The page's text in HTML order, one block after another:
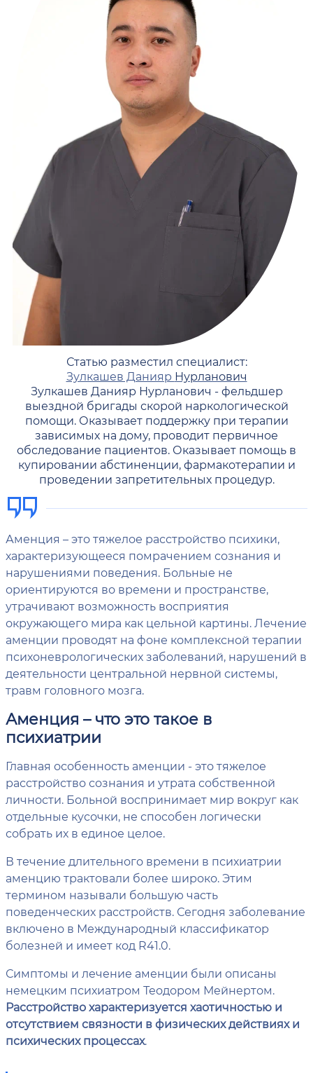
Статью разместил специалист:
Зулкашев Данияр Нурланович
Зулкашев Данияр Нурланович - фельдшер
выездной бригады скорой наркологической
помощи. Оказывает поддержку при терапии
зависимых на дому, проводит первичное
обследование пациентов. Оказывает помощь в
купировании абстиненции, фармакотерапии и
проведении запретительных процедур.
Аменция – это тяжелое расстройство психики,
характеризующееся помрачением сознания и
нарушениями поведения. Больные не
ориентируются во времени и пространстве,
утрачивают возможность восприятия
окружающего мира как цельной картины. Лечение
аменции проводят на фоне комплексной терапии
психоневрологических заболеваний, нарушений в
деятельности центральной нервной системы,
травм головного мозга.
Аменция – что это такое в
психиатрии
Главная особенность аменции - это тяжелое
расстройство сознания и утрата собственной
личности. Больной воспринимает мир вокруг как
отдельные кусочки, не способен логически
собрать их в единое целое.
В течение длительного времени в психиатрии
аменцию трактовали более широко. Этим
термином называли большую часть
поведенческих расстройств. Сегодня заболевание
включено в Международный классификатор
болезней и имеет код R41.0.
Симптомы и лечение аменции были описаны
немецким психиатром Теодором Мейнертом.
Расстройство характеризуется хаотичностью и
отсутствием связности в физических действиях и
психических процессах.